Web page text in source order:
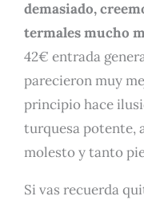
demasiado,
termales mucho
42€ entrada
parecieron muy
principio hace
turquesa potente,
molesto y tanto
Si vas recuerda